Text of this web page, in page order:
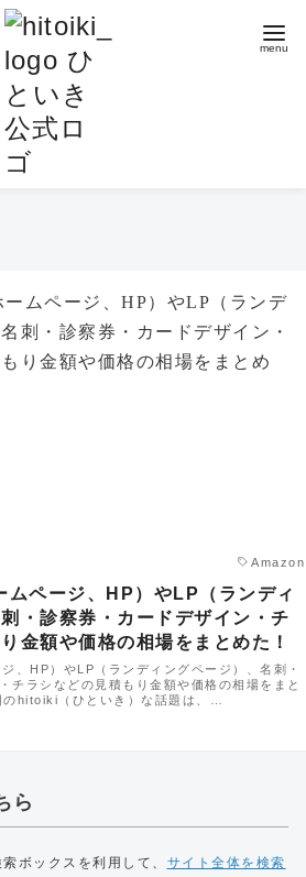
Amazon
ムページ、HP）やLP（ランディ
・診察券・カードデザイン・チ
金額や価格の相場をまとめた！
、HP）やLP（ランディングページ）、名刺・
チラシなどの見積もり金額や価格の相場をまと
hitoiki（ひといき）な話題は、…
ら
ボックスを利用して、 サイト全体を検索